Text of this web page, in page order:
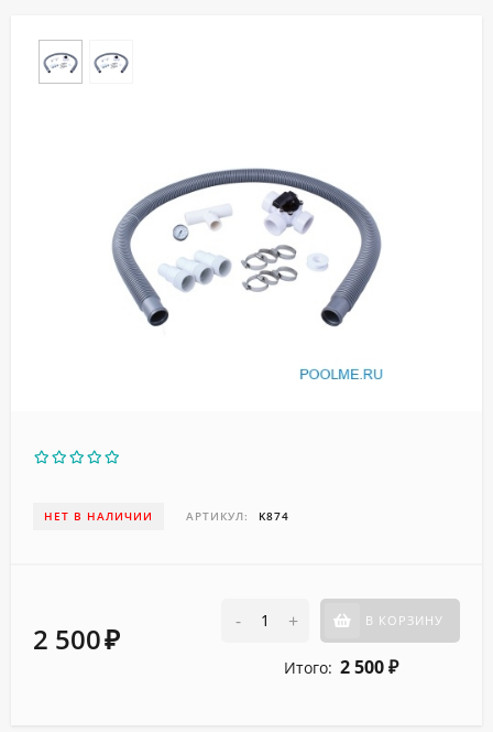
НЕТ В НАЛИЧИИ АРТИКУЛ: K874
2 500₽
- + В КОРЗИНУ
Итого: 2 500 ₽